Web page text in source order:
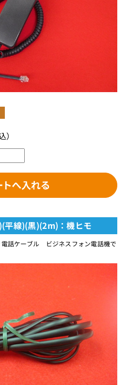
）
平線)(黒)(2m)：機ヒモ
話ケーブル ビジネスフォン電話機で